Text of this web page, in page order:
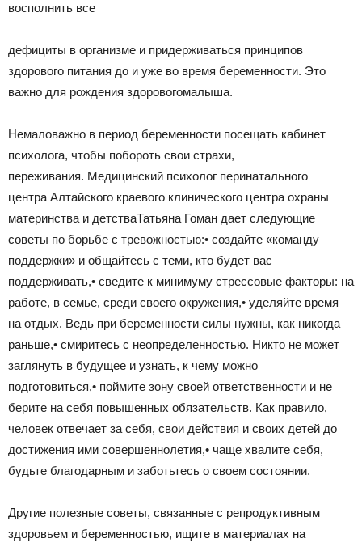
восполнить все
дефициты в организме и придерживаться принципов
здорового питания до и уже во время беременности. Это
важно для рождения здоровогомалыша.
Немаловажно в период беременности посещать кабинет
психолога, чтобы побороть свои страхи,
переживания. Медицинский психолог перинатального
центра Алтайского краевого клинического центра охраны
материнства и детстваТатьяна Гоман дает следующие
советы по борьбе с тревожностью:• создайте «команду
поддержки» и общайтесь с теми, кто будет вас
поддерживать,• сведите к минимуму стрессовые факторы: на
работе, в семье, среди своего окружения,• уделяйте время
на отдых. Ведь при беременности силы нужны, как никогда
раньше,• смиритесь с неопределенностью. Никто не может
заглянуть в будущее и узнать, к чему можно
подготовиться,• поймите зону своей ответственности и не
берите на себя повышенных обязательств. Как правило,
человек отвечает за себя, свои действия и своих детей до
достижения ими совершеннолетия,• чаще хвалите себя,
будьте благодарным и заботьтесь о своем состоянии.
Другие полезные советы, связанные с репродуктивным
здоровьем и беременностью, ищите в материалах на